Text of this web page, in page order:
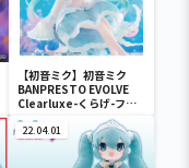
【初音ミク】初音ミク
BANPRESTO EVOLVE
Clearluxe-くらげ-フィ
ギュア
22.04.01